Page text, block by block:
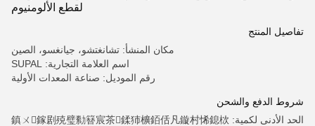
لقطع الألومنيوم
تفاصيل المنتج
مكان المنشأ: تشانغتشو، جيانغسو، الصين
اسم العلامة التجارية: SUPAL
رقم الموديل: صناعة المعدات الأولية
شروط الدفع والشحن
الحد الأدنى لكمية: 鎮ㄨ鎵剧殑璧勬簮宸茶鍒犻櫎銆佸凡鏇村悕鎴栨